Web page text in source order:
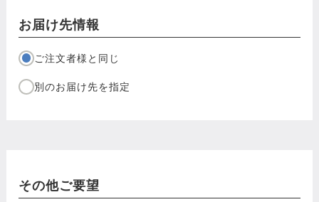
お届け先情報
ご注文者様と同じ
別のお届け先を指定
その他ご要望